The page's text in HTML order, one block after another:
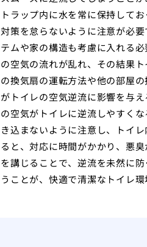
トラップ内に水を常に保持して
対策を怠らないように注意が必
テムや家の構造も考慮に入れる
の空気の流れが乱れ、その結果
の換気扇の運転方法や他の部屋
がトイレの空気逆流に影響を与
の空気がトイレに逆流しやすく
き込まないように注意し、トイ
ると、対応に時間がかかり、悪
を講じることで、逆流を未然に
うことが、快適で清潔なトイレ